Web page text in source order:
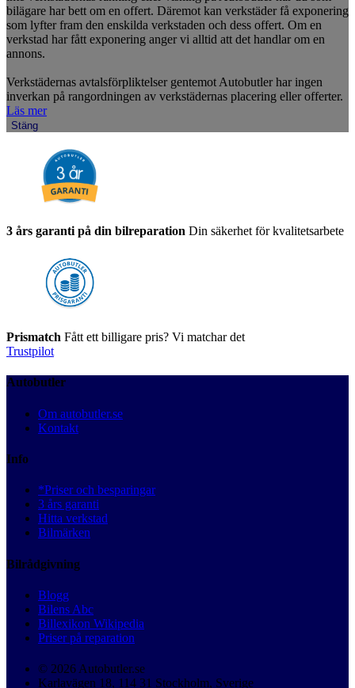
bilägare har bett om en offert. Däremot kan verkstäder få exponering
som lyfter fram den enskilda verkstaden och dess offert. Om en
verkstad har fått exponering anger vi alltid att det handlar om en
annons.
Verkstädernas avtalsförpliktelser gentemot Autobutler har ingen
inverkan på rangordningen av verkstädernas placering eller offerter.
Läs mer
Stäng
3 års garanti på din bilreparation Din säkerhet för kvalitetsarbete
Prismatch Fått ett billigare pris? Vi matchar det
Trustpilot
Autobutler
Om autobutler.se
Kontakt
Info
*Priser och besparingar
3 års garanti
Hitta verkstad
Bilmärken
Bilrådgivning
Blogg
Bilens Abc
Billexikon Wikipedia
Priser på reparation
© 2026 Autobutler.se
Karlavägen 18, 114 31 Stockholm, Sverige